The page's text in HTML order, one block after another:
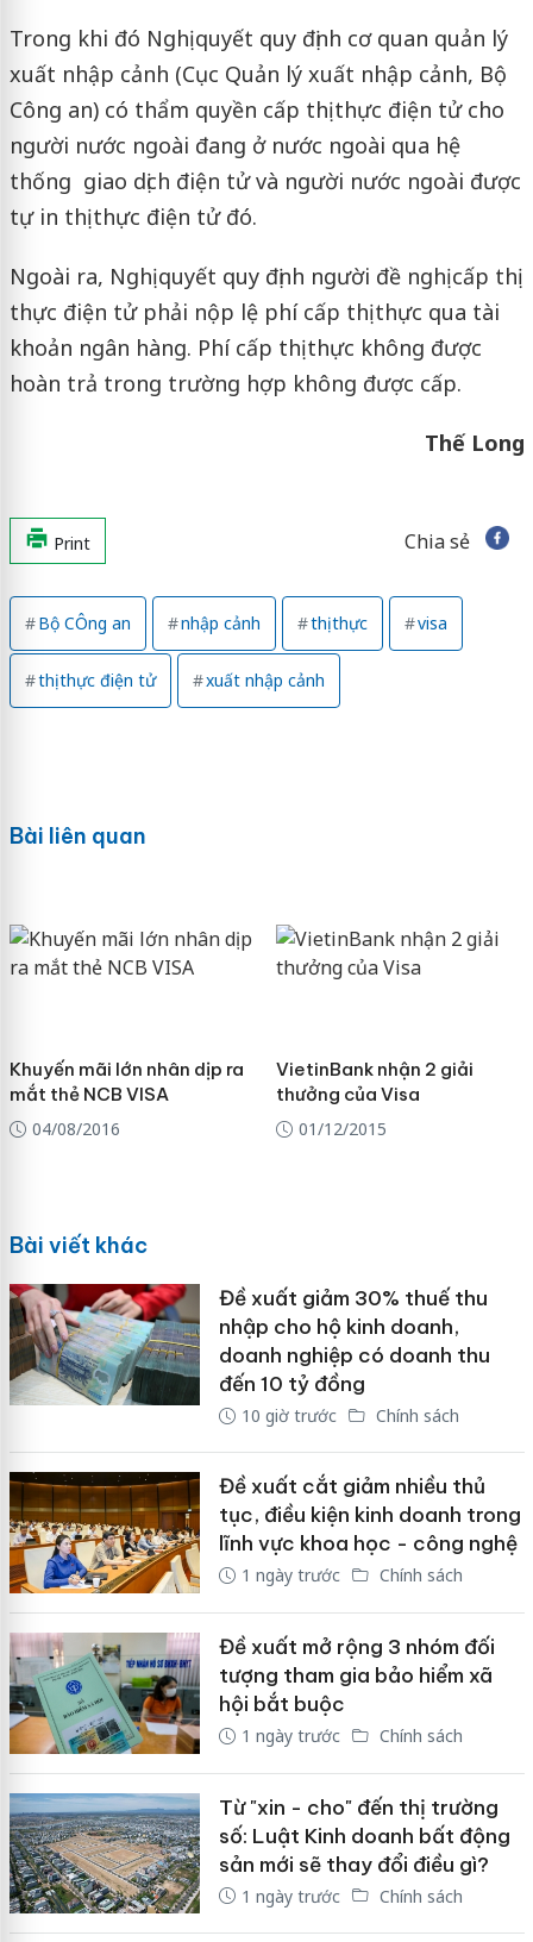
Trong khi đó Nghị quyết quy định cơ quan quản lý
xuất nhập cảnh (Cục Quản lý xuất nhập cảnh, Bộ
Công an) có thẩm quyền cấp thị thực điện tử cho
người nước ngoài đang ở nước ngoài qua hệ
thống giao dịch điện tử và người nước ngoài được
tự in thị thực điện tử đó.
Ngoài ra, Nghị quyết quy định người đề nghị cấp thị
thực điện tử phải nộp lệ phí cấp thị thực qua tài
khoản ngân hàng. Phí cấp thị thực không được
hoàn trả trong trường hợp không được cấp.
Thế Long
Print Chia sẻ
Bộ CÔng an nhập cảnh thị thực visa
thị thực điện tử xuất nhập cảnh
Bài liên quan
Khuyến mãi lớn nhân dịp ra
mắt thẻ NCB VISA
04/08/2016
VietinBank nhận 2 giải
thưởng của Visa
01/12/2015
Bài viết khác
Đề xuất giảm 30% thuế thu
nhập cho hộ kinh doanh,
doanh nghiệp có doanh thu
đến 10 tỷ đồng
10 giờ trước Chính sách
Đề xuất cắt giảm nhiều thủ
tục, điều kiện kinh doanh trong
lĩnh vực khoa học - công nghệ
1 ngày trước Chính sách
Đề xuất mở rộng 3 nhóm đối
tượng tham gia bảo hiểm xã
hội bắt buộc
1 ngày trước Chính sách
Từ "xin - cho" đến thị trường
số: Luật Kinh doanh bất động
sản mới sẽ thay đổi điều gì?
1 ngày trước Chính sách